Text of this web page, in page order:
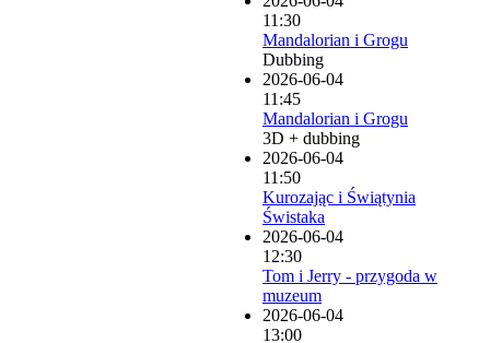
11:30
Mandalorian i Grogu
Dubbing
2026-06-04
11:45
Mandalorian i Grogu
3D + dubbing
2026-06-04
11:50
Kurozając i Świątynia
Świstaka
2026-06-04
12:30
Tom i Jerry - przygoda w
muzeum
2026-06-04
13:00